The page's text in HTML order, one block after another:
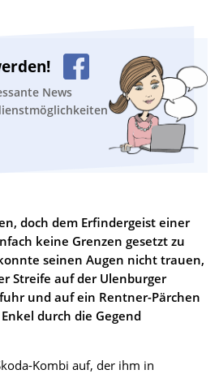
News
doch dem Erfindergeist einer
keine Grenzen gesetzt zu
seinen Augen nicht trauen,
Streife auf der Ulenburger
und auf ein Rentner-Pärchen
durch die Gegend
Kombi auf, der ihm in